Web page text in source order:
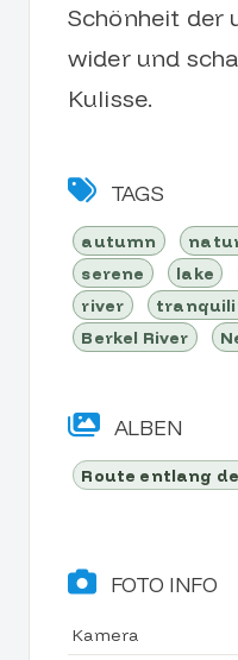
Schönheit der
wider und
Kulisse.
TAGS
autumn
serene
lake
river
Berkel River
ALBEN
Route entlang
FOTO INFO
Kamera